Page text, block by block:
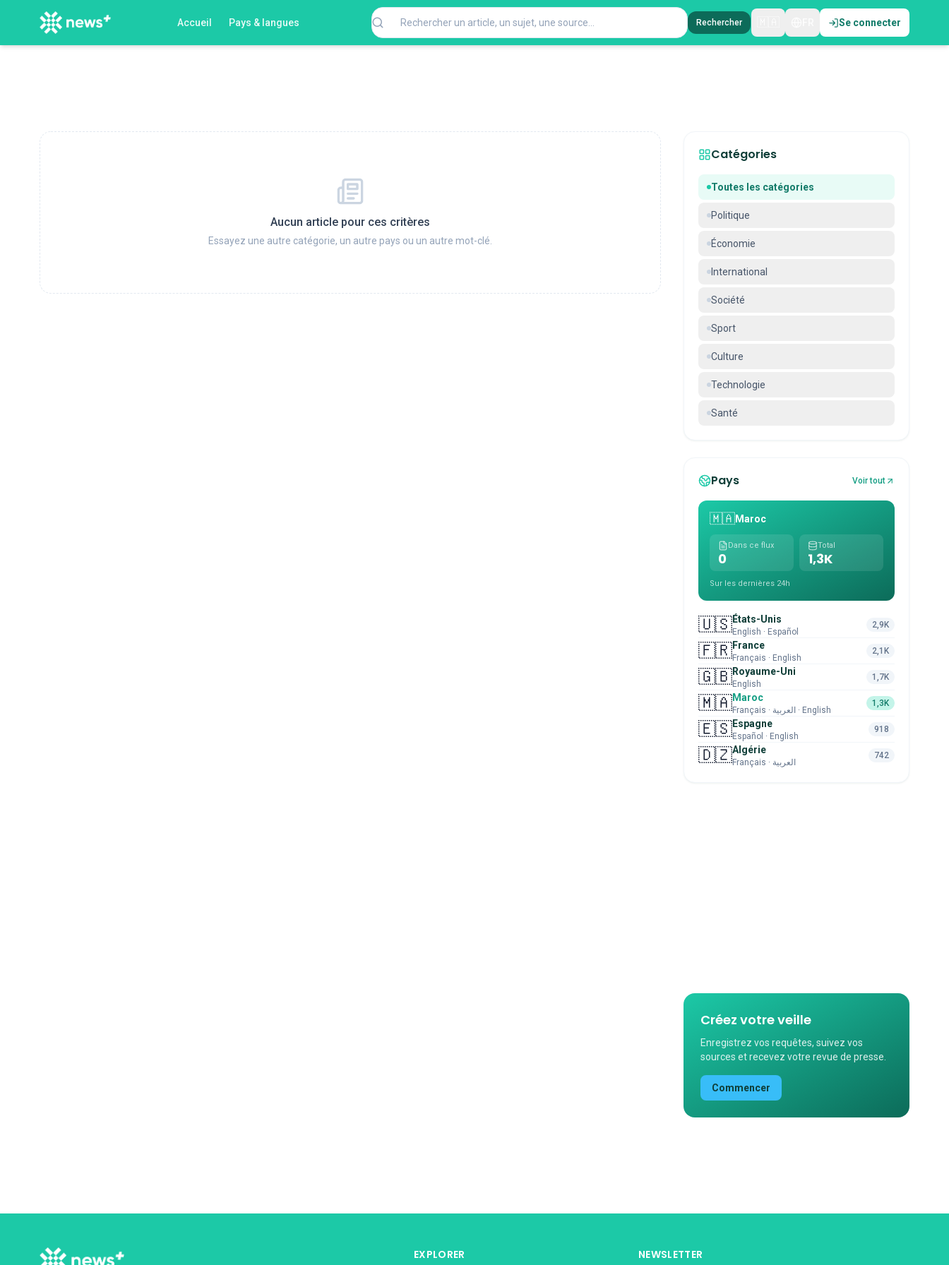
Accueil Pays & langues Rechercher Se connecter
Aucun article pour ces critères
Essayez une autre catégorie, un autre pays ou un autre mot-clé.
Catégories
Toutes les catégories
Politique
Économie
International
Société
Sport
Culture
Technologie
Santé
Pays Voir tout
🇲🇦Maroc
Dans ce flux
0
Total
1,3K
Sur les dernières 24h
🇺🇸États-Unis
English · Español
2,9K
🇫🇷France
Français · English
2,1K
🇬🇧Royaume-Uni
English
1,7K
🇲🇦Maroc
Français · العربية · English
1,3K
🇪🇸Espagne
Español · English
918
🇩🇿Algérie
Français · العربية
742
Créez votre veille
Enregistrez vos requêtes, suivez vos
sources et recevez votre revue de presse.
Commencer
EXPLORER NEWSLETTER